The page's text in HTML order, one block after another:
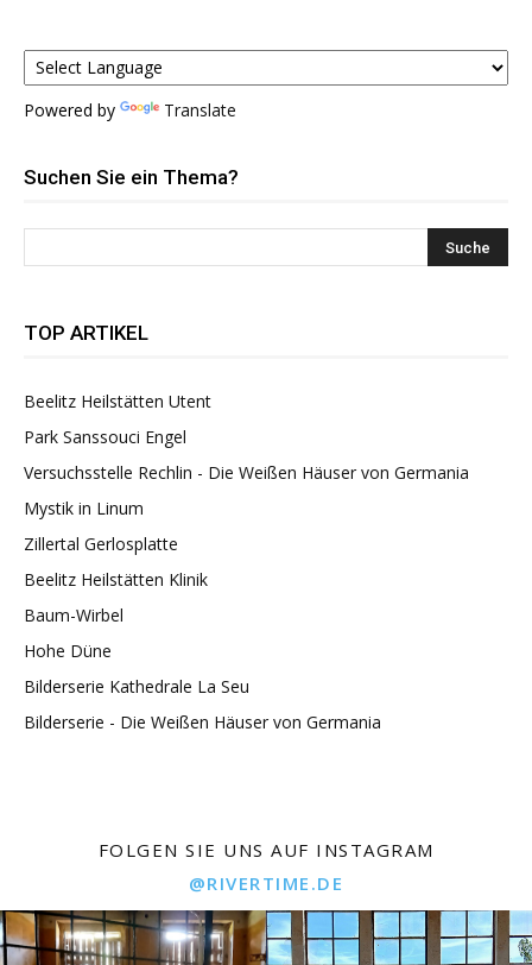
Powered by Translate
Suchen Sie ein Thema?
TOP ARTIKEL
Beelitz Heilstätten Utent
Park Sanssouci Engel
Versuchsstelle Rechlin - Die Weißen Häuser von Germania
Mystik in Linum
Zillertal Gerlosplatte
Beelitz Heilstätten Klinik
Baum-Wirbel
Hohe Düne
Bilderserie Kathedrale La Seu
Bilderserie - Die Weißen Häuser von Germania
FOLGEN SIE UNS AUF INSTAGRAM
@RIVERTIME.DE